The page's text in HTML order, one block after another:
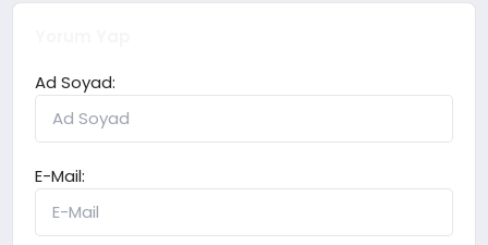
Ad Soyad:
E-Mail: